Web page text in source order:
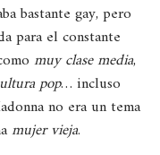
bastante gay, pero
para el constante
muy clase media,
pop… incluso
no era un tema
mujer vieja.